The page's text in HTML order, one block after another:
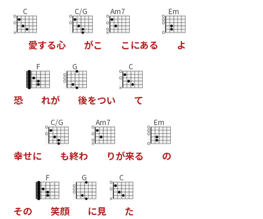
C
愛する心
C/G
がこ
Am7
こ にある
Em
よ
恐
F
れが
G
後をつい
C
て
幸せに
C/G
も終わ
Am7
りが来る
Em
の
その
F
笑顔
G
に見
C
た